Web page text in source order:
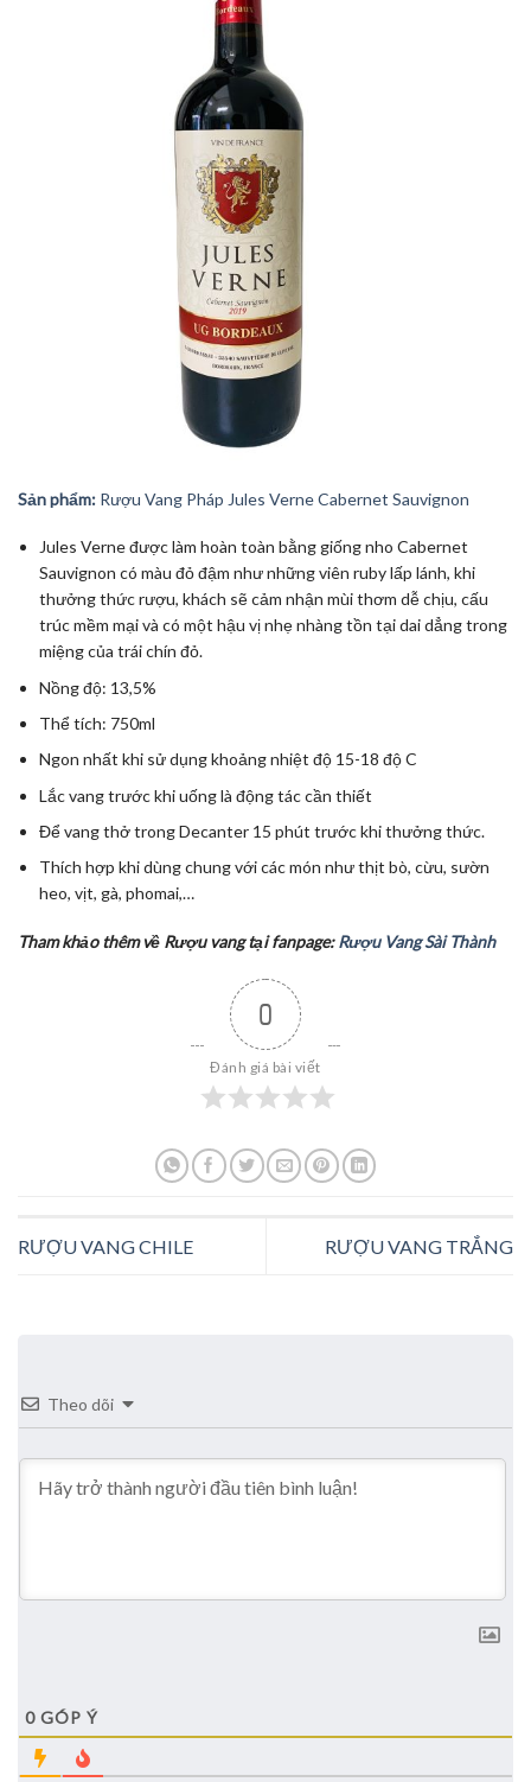
Sản phẩm: Rượu Vang Pháp Jules Verne Cabernet Sauvignon
Jules Verne được làm hoàn toàn bằng giống nho Cabernet
Sauvignon có màu đỏ đậm như những viên ruby lấp lánh, khi
thưởng thức rượu, khách sẽ cảm nhận mùi thơm dễ chịu, cấu
trúc mềm mại và có một hậu vị nhẹ nhàng tồn tại dai dẳng trong
miệng của trái chín đỏ.
Nồng độ: 13,5%
Thể tích: 750ml
Ngon nhất khi sử dụng khoảng nhiệt độ 15-18 độ C
Lắc vang trước khi uống là động tác cần thiết
Để vang thở trong Decanter 15 phút trước khi thưởng thức.
Thích hợp khi dùng chung với các món như thịt bò, cừu, sườn
heo, vịt, gà, phomai,…
Tham khảo thêm về Rượu vang tại fanpage:Rượu Vang Sài Thành
0
Đánh giá bài viết
RƯỢU VANG CHILE RƯỢU VANG TRẮNG
Theo dõi
0 GÓP Ý